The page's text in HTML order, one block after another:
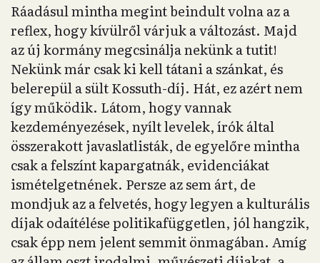
Ráadásul mintha megint beindult volna az a
reflex, hogy kívülről várjuk a változást. Majd
az új kormány megcsinálja nekünk a tutit!
Nekünk már csak ki kell tátani a szánkat, és
belerepül a sült Kossuth-díj. Hát, ez azért nem
így működik. Látom, hogy vannak
kezdeményezések, nyílt levelek, írók által
összerakott javaslatlisták, de egyelőre mintha
csak a felszínt kapargatnák, evidenciákat
ismételgetnének. Persze az sem árt, de
mondjuk az a felvetés, hogy legyen a kulturális
díjak odaítélése politikafüggetlen, jól hangzik,
csak épp nem jelent semmit önmagában. Amíg